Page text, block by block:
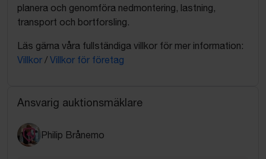
planera och genomföra nedmontering, lastning,
transport och bortforsling.
Läs gärna våra fullständiga villkor för mer information:
Villkor / Villkor för företag
Ansvarig auktionsmäklare
Philip Brånemo